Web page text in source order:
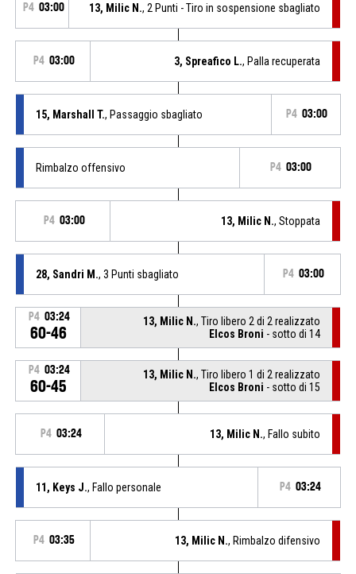
P4 03:00 13, Milic N., 2 Punti - Tiro in sospensione sbagliato
P4 03:00 3, Spreafico L., Palla recuperata
15, Marshall T., Passaggio sbagliato P4 03:00
Rimbalzo offensivo P4 03:00
P4 03:00 13, Milic N., Stoppata
28, Sandri M., 3 Punti sbagliato P4 03:00
P4 03:24
60-46
13, Milic N., Tiro libero 2 di 2 realizzato
Elcos Broni - sotto di 14
P4 03:24
60-45
13, Milic N., Tiro libero 1 di 2 realizzato
Elcos Broni - sotto di 15
P4 03:24 13, Milic N., Fallo subito
11, Keys J., Fallo personale P4 03:24
P4 03:35 13, Milic N., Rimbalzo difensivo